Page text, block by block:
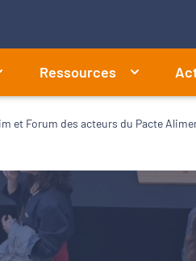
Ressources
et Forum des acteurs du Pacte